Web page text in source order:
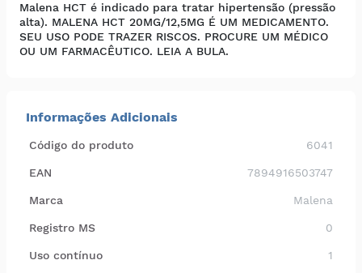
Malena HCT é indicado para tratar hipertensão (pressão
alta). MALENA HCT 20MG/12,5MG É UM MEDICAMENTO.
SEU USO PODE TRAZER RISCOS. PROCURE UM MÉDICO
OU UM FARMACÊUTICO. LEIA A BULA.
Informações Adicionais
Código do produto 6041
EAN 7894916503747
Marca Malena
Registro MS 0
Uso contínuo 1